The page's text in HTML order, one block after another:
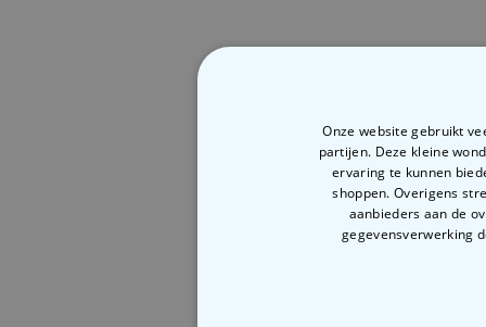
Onze website gebruikt
partijen. Deze kleine
ervaring te kunnen
shoppen. Overigens
aanbieders aan de
gegevensverwerking